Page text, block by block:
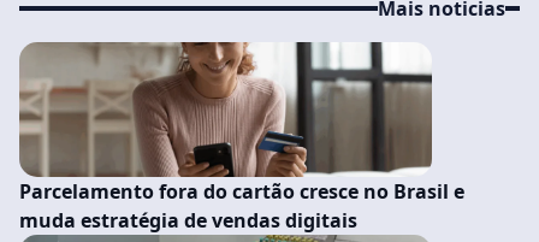
Mais noticias
Parcelamento fora do cartão cresce no Brasil e
muda estratégia de vendas digitais